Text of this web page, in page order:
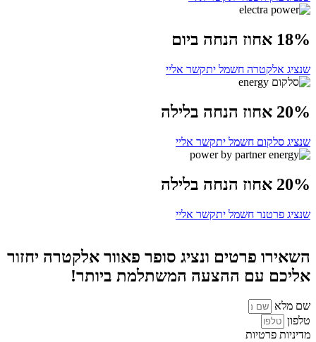
18% אחוז הנחה ביום
שנציג אלקטרה חשמל יתקשר אליי
20% אחוז הנחה בלילה
שנציג סלקום חשמל יתקשר אליי
20% אחוז הנחה בלילה
שנציג פרטנר חשמל יתקשר אליי
השאירו פרטים ונציג סופר פאוור אלקטרה יחזור
אליכם עם ההצעה המשתלמת ביותר!
שם מלא
טלפון
מדיניות פרטיות